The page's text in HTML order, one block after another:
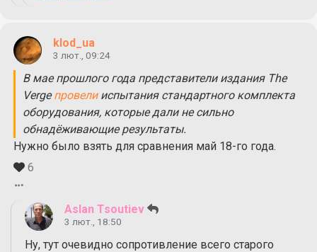
klod_ua
3 лют., 09:24
В мае прошлого года представители издания The
Vergeпровелииспытания стандартного комплекта
оборудования, которые дали не сильно
обнадёживающие результаты.
Нужно было взять для сравнения май 18-го года.
6
Aslan Tsoutiev
3 лют., 18:50
Ну, тут очевидно сопротивление всего старого